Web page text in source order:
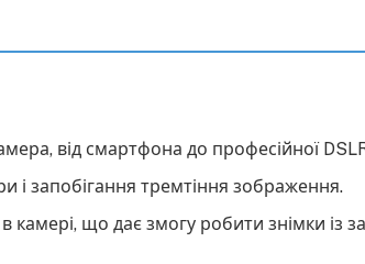
від смартфона до професійної
і запобігання тремтіння зображення.
камері, що дає змогу робити знімки із